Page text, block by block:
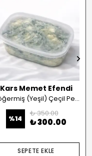
Kars Memet Efendi
Göğermiş (Yeşil) Çeçil Peynir - 500 Gr
%14
₺ 350.00
₺ 300.00
SEPETE EKLE